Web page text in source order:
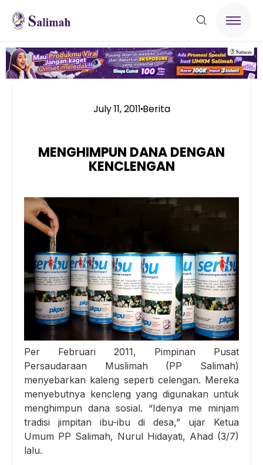
July 11, 2011Berita
MENGHIMPUN DANA DENGAN
KENCLENGAN
Per Februari 2011, Pimpinan Pusat
Persaudaraan Muslimah (PP Salimah)
menyebarkan kaleng seperti celengan. Mereka
menyebutnya kencleng yang digunakan untuk
menghimpun dana sosial. “Idenya me minjam
tradisi jimpitan ibu-ibu di desa,” ujar Ketua
Umum PP Salimah, Nurul Hidayati, Ahad (3/7)
lalu.